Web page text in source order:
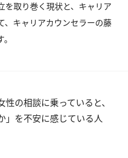
を取り巻く現状と、キャリア
、キャリアカウンセラーの藤
の相談に乗っていると、
」を不安に感じている人